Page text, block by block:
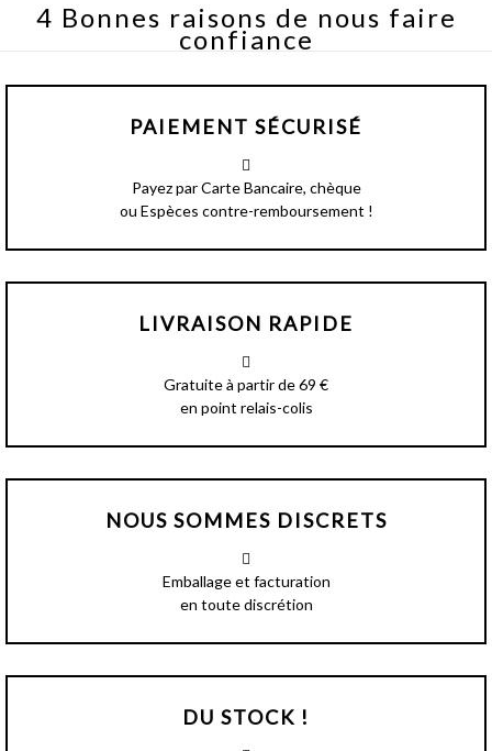
4 Bonnes raisons de nous faire
confiance
PAIEMENT SÉCURISÉ
Payez par Carte Bancaire, chèque
ou Espèces contre-remboursement !
LIVRAISON RAPIDE
Gratuite à partir de 69 €
en point relais-colis
NOUS SOMMES DISCRETS
Emballage et facturation
en toute discrétion
DU STOCK !